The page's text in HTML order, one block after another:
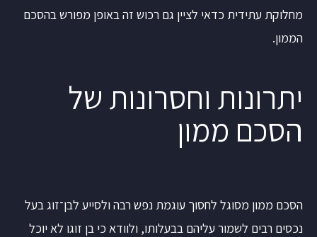
מחלוקת עתידית כדאי לציין גם רכוש זה באופן מפורש בהסכם
הממון.
יתרונות וחסרונות של
הסכם ממון
הסכם ממון מסוגל לחסוך עוגמת נפש רבה ולסייע לבן־זוג בעל
נכסים רבים לשמור עליהם בבעלותו, ולוודא כי בן זוגו לא יוכל